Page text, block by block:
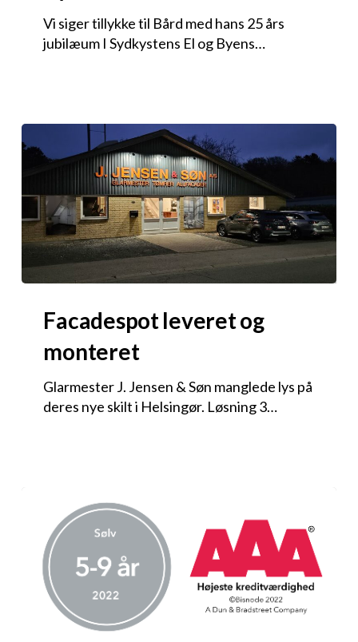
Vi siger tillykke til Bård med hans 25 års
jubilæum I Sydkystens El og Byens…
Facadespot leveret og
monteret
Glarmester J. Jensen & Søn manglede lys på
deres nye skilt i Helsingør. Løsning 3…